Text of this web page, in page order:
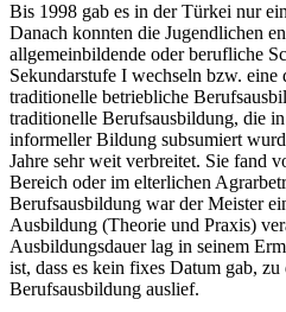
Bis 1998 gab es in der Türkei nur
Danach konnten die Jugendlichen
allgemeinbildende oder berufliche
Sekundarstufe I wechseln bzw. eine
traditionelle betriebliche
traditionelle Berufsausbildung, die
informeller Bildung subsumiert
Jahre sehr weit verbreitet. Sie fand
Bereich oder im elterlichen
Berufsausbildung war der Meister
Ausbildung (Theorie und Praxis)
Ausbildungsdauer lag in seinem
ist, dass es kein fixes Datum gab,
Berufsausbildung auslief.